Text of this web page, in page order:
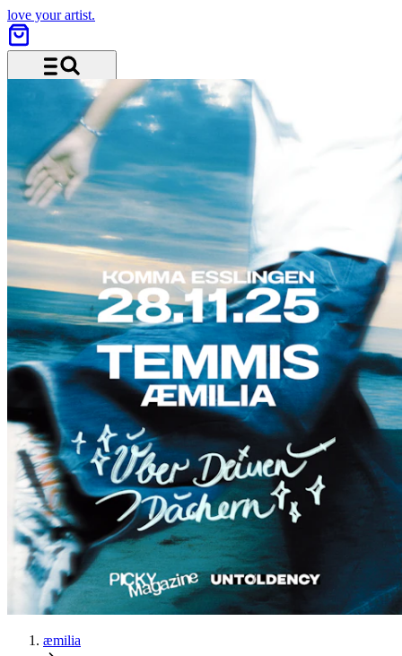
love your artist.
Menu and search
æmilia